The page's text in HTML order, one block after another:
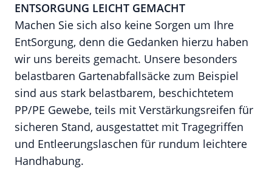
ENTSORGUNG LEICHT GEMACHT
Machen Sie sich also keine Sorgen um Ihre
EntSorgung, denn die Gedanken hierzu haben
wir uns bereits gemacht. Unsere besonders
belastbaren Gartenabfallsäcke zum Beispiel
sind aus stark belastbarem, beschichtetem
PP/PE Gewebe, teils mit Verstärkungsreifen für
sicheren Stand, ausgestattet mit Tragegriffen
und Entleerungslaschen für rundum leichtere
Handhabung.